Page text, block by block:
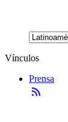
Vínculos
Prensa